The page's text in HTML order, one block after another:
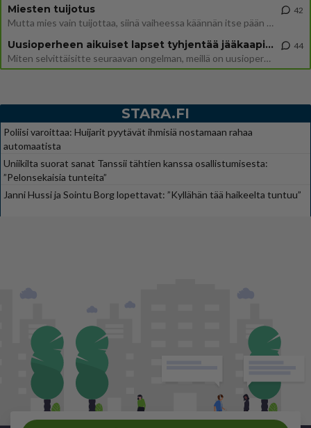
Miesten tuijotus
Mutta mies vain tuijottaa, siinä vaiheessa käännän itse pään pois. Mikä juttu? Yleensä jos joku tuijottaa tai katsoo, hä
42
Uusioperheen aikuiset lapset tyhjentää jääkaapin käydessään
Miten selvittäisitte seuraavan ongelman, meillä on uusioperhe, minulla teini-ikäiset lapset ja puolisolla aikuiset, jotk
44
STARA.FI
Poliisi varoittaa: Huijarit pyytävät ihmisiä nostamaan rahaa
automaatista
Uniikilta suorat sanat Tanssii tähtien kanssa osallistumisesta:
”Pelonsekaisia tunteita”
Janni Hussi ja Sointu Borg lopettavat: ”Kyllähän tää haikeelta tuntuu”